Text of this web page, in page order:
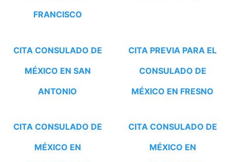
FRANCISCO
CITA CONSULADO DE
MÉXICO EN SAN
ANTONIO
CITA PREVIA PARA EL
CONSULADO DE
MÉXICO EN FRESNO
CITA CONSULADO DE
MÉXICO EN
CITA CONSULADO DE
MÉXICO EN